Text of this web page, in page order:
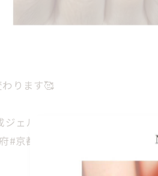
ります🥰
ェル#スキンカラー#ナチュ
#京都府八幡市#大阪府#大阪